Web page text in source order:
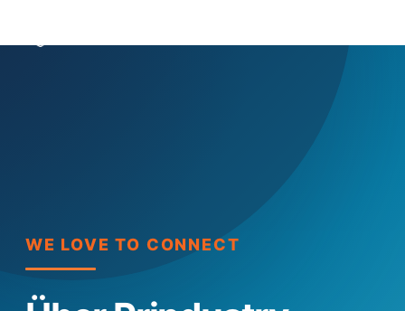
to
search
WE LOVE TO CONNECT